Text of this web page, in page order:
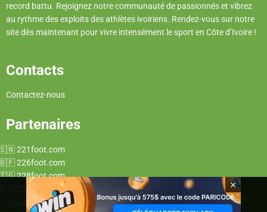
record battu. Rejoignez notre communauté de passionnés et vibrez
au rythme des exploits des athlètes ivoiriens. Rendez-vous sur notre
site dès maintenant pour vivre intensément le sport en Côte d’Ivoire !
Contacts
Contactez-nous
Partenaires
221foot.com
226foot.com
228foot.com
229foot.com
237foot.com
×